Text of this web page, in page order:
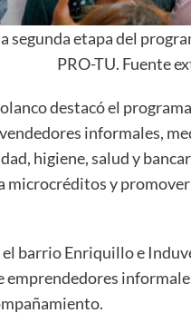
segunda etapa del
PRO-TU. Fuente
destacó el
informales,
higiene, salud y
microcréditos y
el barrio Enriquillo e
emprendedores